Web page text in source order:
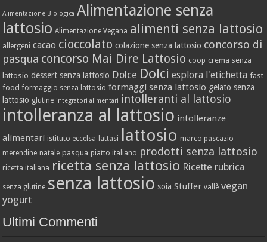
Alimentazione Biologica Alimentazione senza
lattosio Alimentazione Vegana alimenti senza lattosio
allergeni cacao cioccolato colazione senza lattosio concorso di
pasqua concorso Mai Dire Lattosio coop crema senza
lattosio dessert senza lattosio Dolce Dolci esplora l'etichetta fast
food formaggio senza lattosio formaggi senza lattosio gelato senza
lattosio glutine integratori alimentari intolleranti al lattosio
intolleranza al lattosio intolleranze
alimentari istituto eccelsa lattasi lattosio marco pascazio
merendine natale pasqua piatto italiano prodotti senza lattosio
ricetta italiana ricetta senza lattosio Ricette rubrica
senza glutine senza lattosio soia Stuffer vallè vegan
yogurt
Ultimi Commenti